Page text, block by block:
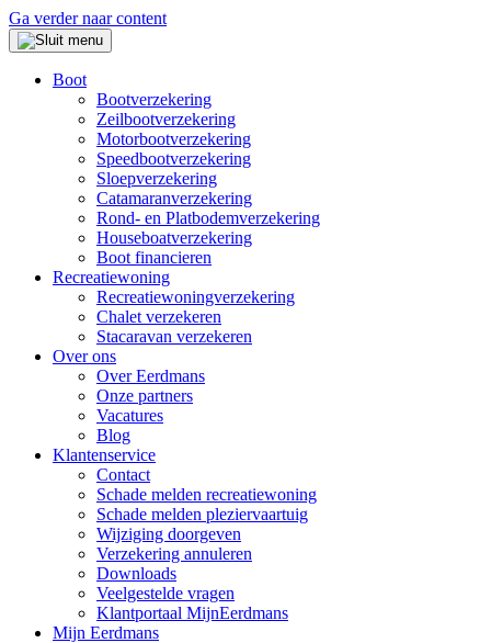
Ga verder naar content
Boot
Bootverzekering
Zeilbootverzekering
Motorbootverzekering
Speedbootverzekering
Sloepverzekering
Catamaranverzekering
Rond- en Platbodemverzekering
Houseboatverzekering
Boot financieren
Recreatiewoning
Recreatiewoningverzekering
Chalet verzekeren
Stacaravan verzekeren
Over ons
Over Eerdmans
Onze partners
Vacatures
Blog
Klantenservice
Contact
Schade melden recreatiewoning
Schade melden pleziervaartuig
Wijziging doorgeven
Verzekering annuleren
Downloads
Veelgestelde vragen
Klantportaal MijnEerdmans
Mijn Eerdmans